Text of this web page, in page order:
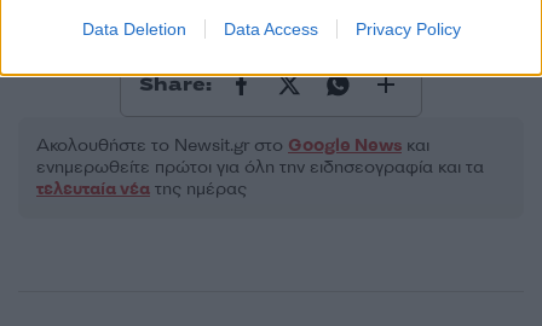
Data Deletion Data Access Privacy Policy
ΒΛΗΜΑΤΑ
ΕΥΒΟΙΑ
Share:
Ακολουθήστε το Νewsit.gr στο Google News και
ενημερωθείτε πρώτοι για όλη την ειδησεογραφία και τα
τελευταία νέα της ημέρας